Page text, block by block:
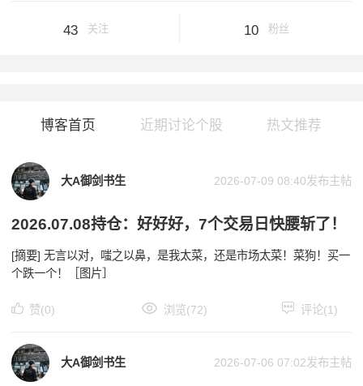
43 关注 10 粉丝
博客首页 近期讨论个股 热文推荐
大A御剑书生 2026-07-09 08:40发布主帖
2026.07.08持仓：好好好，7个交易日快腰斩了！
[摘要] 无言以对，嗤之以鼻，是我太菜，还是市场太菜！菜狗！买一
个跌一个！［图片］
赞(0) 浏览(72) 评论(1)
大A御剑书生 2026-07-06 07:02发布主帖